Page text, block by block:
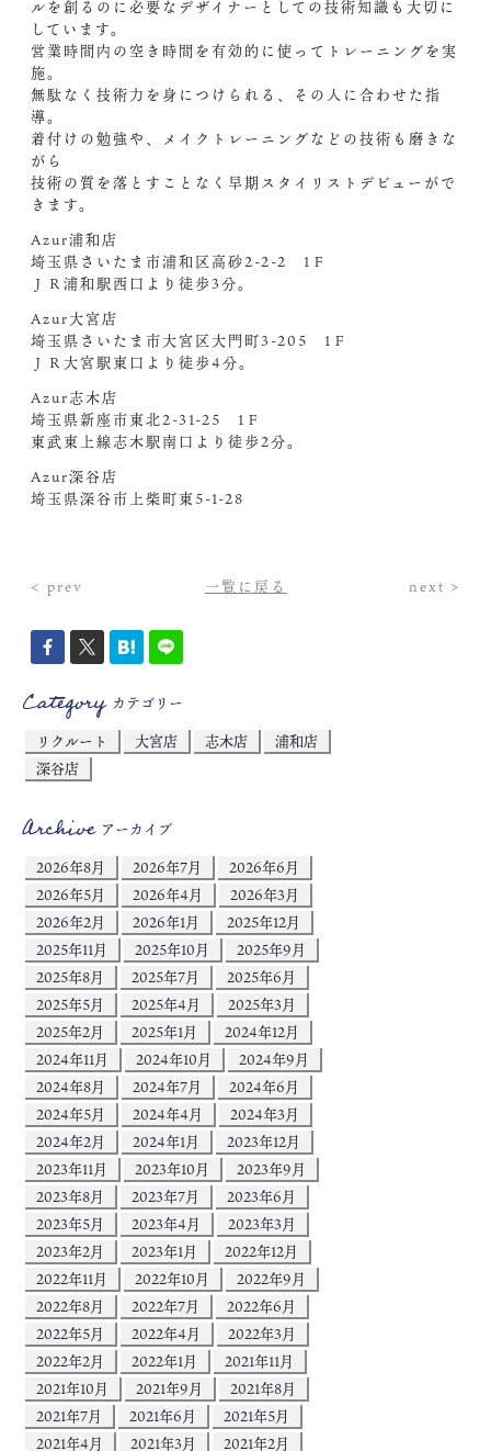
ルを創るのに必要なデザイナーとしての技術知識も大切に
しています。
営業時間内の空き時間を有効的に使ってトレーニングを実
施。
無駄なく技術力を身につけられる、その人に合わせた指
導。
着付けの勉強や、メイクトレーニングなどの技術も磨きな
がら
技術の質を落とすことなく早期スタイリストデビューがで
きます。
Azur浦和店
埼玉県さいたま市浦和区高砂2-2-2 1Ｆ
ＪＲ浦和駅西口より徒歩3分。
Azur大宮店
埼玉県さいたま市大宮区大門町3-205 1Ｆ
ＪＲ大宮駅東口より徒歩4分。
Azur志木店
埼玉県新座市東北2-31-25 1Ｆ
東武東上線志木駅南口より徒歩2分。
Azur深谷店
埼玉県深谷市上柴町東5-1-28
< prev 一覧に戻る next >
Categoryカテゴリー
リクルート
大宮店 志木店
浦和店
深谷店
Archiveアーカイブ
2026年8月
2026年7月
2026年6月
2026年5月
2026年4月
2026年3月
2026年2月
2026年1月
2025年12月
2025年11月
2025年10月
2025年9月
2025年8月
2025年7月
2025年6月
2025年5月
2025年4月
2025年3月
2025年2月
2025年1月
2024年12月
2024年11月
2024年10月
2024年9月
2024年8月
2024年7月
2024年6月
2024年5月
2024年4月
2024年3月
2024年2月
2024年1月
2023年12月
2023年11月
2023年10月
2023年9月
2023年8月
2023年7月
2023年6月
2023年5月
2023年4月
2023年3月
2023年2月
2023年1月
2022年12月
2022年11月
2022年10月
2022年9月
2022年8月
2022年7月
2022年6月
2022年5月
2022年4月
2022年3月
2022年2月
2022年1月
2021年11月
2021年10月
2021年9月
2021年8月
2021年7月
2021年6月
2021年5月
2021年4月
2021年3月 2021年2月